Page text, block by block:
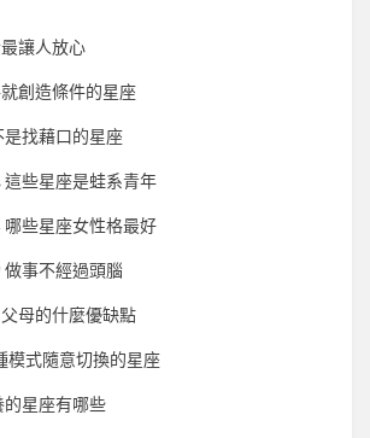
讓人放心
創造條件的星座
找藉口的星座
些星座是蛙系青年
些星座女性格最好
做事不經過頭腦
母的什麼優缺點
模式隨意切換的星座
星座有哪些